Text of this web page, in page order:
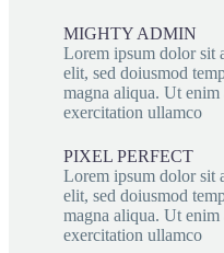
MIGHTY ADMIN
Lorem ipsum dolor sit
elit, sed doiusmod
magna aliqua. Ut
exercitation ullamco
PIXEL PERFECT
Lorem ipsum dolor sit
elit, sed doiusmod
magna aliqua. Ut
exercitation ullamco